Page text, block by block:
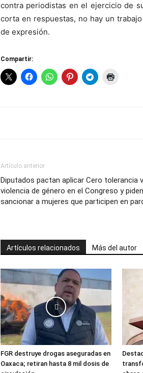
contra periodistas en el ejercicio de
corta en respuestas, no hay un
de expresión.
Compartir:
Artículo anterior
Diputados pactan aplicar Cero tolerancia
violencia de género en el Congreso y
sancionar a mujeres que participen en
Artículos relacionados Más del autor
FGR destruye drogas aseguradas en
Oaxaca; retiran hasta 8 mil dosis de